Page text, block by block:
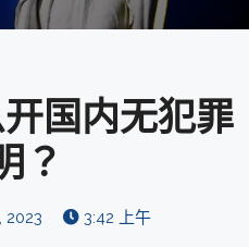
国内无犯罪
？
2023 3:42 上午